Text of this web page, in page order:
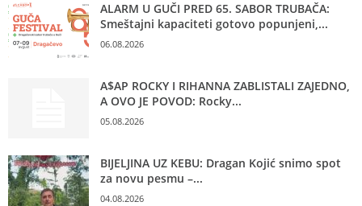
ALARM U GUČI PRED 65. SABOR TRUBAČA:
Smeštajni kapaciteti gotovo popunjeni,...
06.08.2026
A$AP ROCKY I RIHANNA ZABLISTALI ZAJEDNO,
A OVO JE POVOD: Rocky...
05.08.2026
BIJELJINA UZ KEBU: Dragan Kojić snimo spot
za novu pesmu –...
04.08.2026